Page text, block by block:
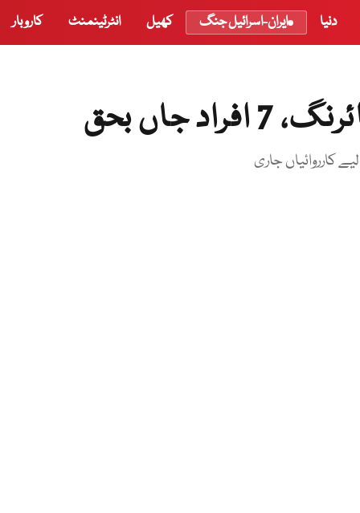
دنیا ایران-اسرائیل جنگ کھیل انٹرٹینمنٹ کاروبار
جاں بحق
کارروائیاں جاری